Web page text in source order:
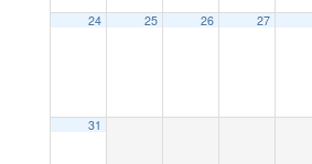
24 25 26 27
31